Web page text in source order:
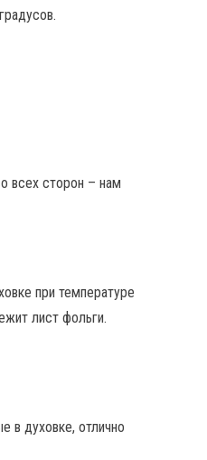
всех сторон – нам
при температуре
лист фольги.
в духовке, отлично